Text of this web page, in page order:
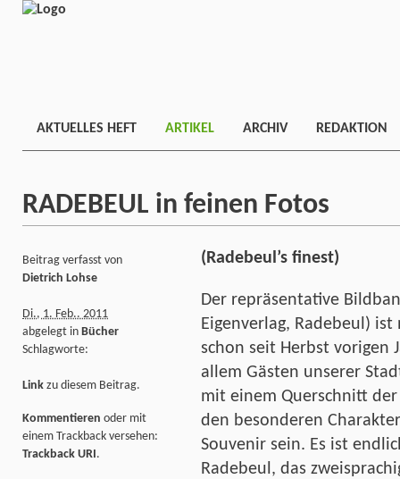
AKTUELLES HEFT ARTIKEL ARCHIV REDAKTION
RADEBEUL in feinen Fotos
(Radebeul’s finest)
Der repräsentative
Eigenverlag, Radebeul)
schon seit Herbst vorigen
allem Gästen unserer
mit einem Querschnitt
den besonderen
Souvenir sein. Es ist
Radebeul, das
Beitrag verfasst von
Dietrich Lohse
Di., 1. Feb.. 2011
abgelegt in Bücher
Schlagworte:
Link zu diesem Beitrag.
Kommentieren oder mit
einem Trackback versehen:
Trackback URI.